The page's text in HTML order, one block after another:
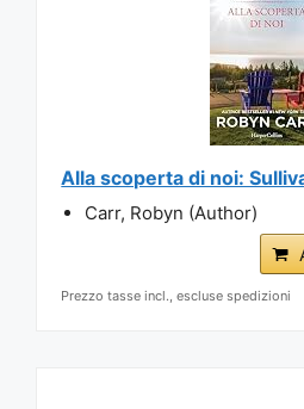
Alla scoperta di noi:
Carr, Robyn (Author)
Prezzo tasse incl., escluse spedizioni